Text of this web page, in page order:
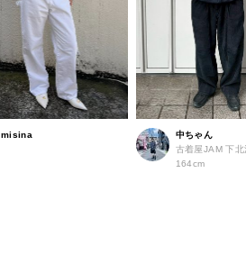
misina
中ちゃん
古着屋JAM 下
164cm